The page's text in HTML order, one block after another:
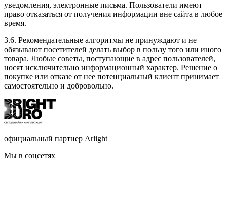
уведомления, электронные письма. Пользователи имеют
право отказаться от получения информации вне сайта в любое
время.
3.6. Рекомендательные алгоритмы не принуждают и не
обязывают посетителей делать выбор в пользу того или иного
товара. Любые советы, поступающие в адрес пользователей,
носят исключительно информационный характер. Решение о
покупке или отказе от нее потенциальный клиент принимает
самостоятельно и добровольно.
официальный партнер Arlight
Мы в соцсетях